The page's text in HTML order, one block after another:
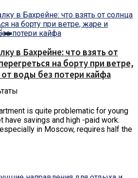
в Бахрейне: что взять от
на борту при ветре,
воды без потери кайфа
is quite problematic for young
have savings and high -paid work.
in Moscow, requires half the